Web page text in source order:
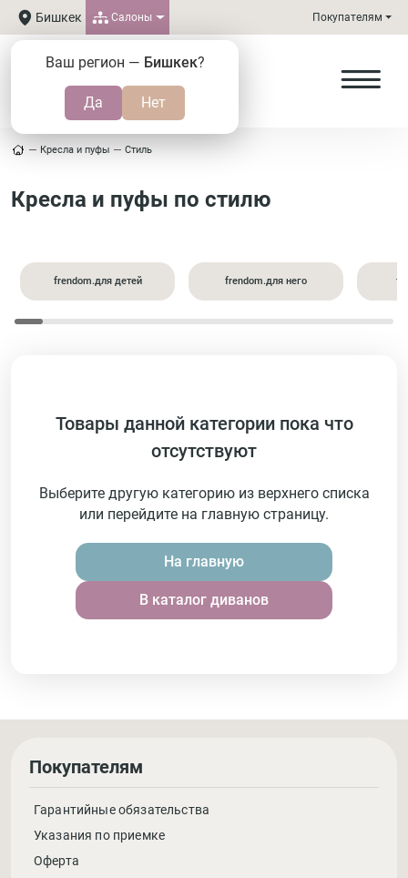
Бишкек
Ваш регион — Бишкек?
Салоны Покупателям
Кресла и пуфы Стиль
Кресла и пуфы по стилю
frendom.для детей frendom.для него
Товары данной категории пока что
отсутствуют
Выберите другую категорию из верхнего списка
или перейдите на главную страницу.
На главную
В каталог диванов
Покупателям
Гарантийные обязательства
Указания по приемке
Оферта